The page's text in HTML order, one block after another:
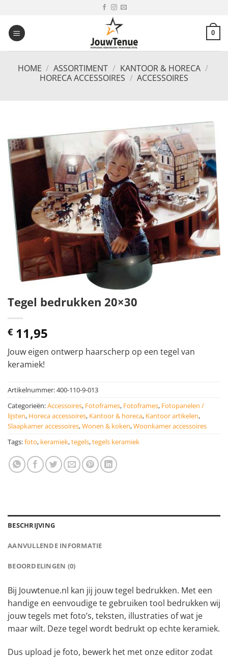
inhoud
0
HOME / ASSORTIMENT / KANTOOR & HORECA /
HORECA ACCESSOIRES / ACCESSOIRES
Tegel bedrukken 20×30
€ 11,95
Jouw eigen ontwerp haarscherp op een tegel van
keramiek!
Artikelnummer:400-110-9-013
Categorieën:Accessoires, Fotoframes, Fotoframes, Fotopanelen /
lijsten, Horeca accessoires, Kantoor & horeca, Kantoor artikelen,
Slaapkamer accessoires,Wonen & koken,Woonkamer accessoires
Tags:foto, keramiek,tegels,tegels keramiek
BESCHRIJVING
AANVULLENDE INFORMATIE
BEOORDELINGEN (0)
Bij Jouwtenue.nl kan jij jouw tegel bedrukken. Met een
handige en eenvoudige te gebruiken tool bedrukken wij
jouw tegels met foto’s, teksten, illustraties of wat je
maar wilt. Deze tegel wordt bedrukt op echte keramiek.
Dus upload je foto, bewerk het met onze editor zodat